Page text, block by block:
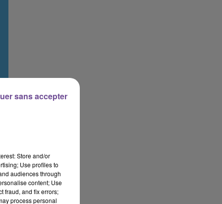
Store and/or
Use profiles to
audiences through
content; Use
fraud, and fix errors;
process personal
sans accepter